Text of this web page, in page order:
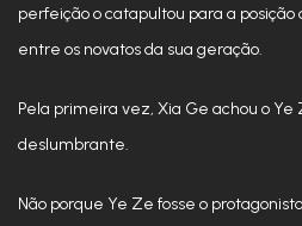
perfeição o catapultou para a
entre os novatos da sua geração.
Pela primeira vez, Xia Ge achou o
deslumbrante.
Não porque Ye Ze fosse o